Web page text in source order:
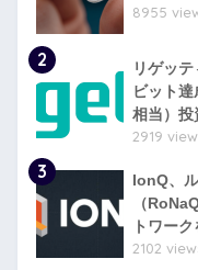
8955
2
リゲッ
ビット
相当）投
2919
3
IonQ、
（
トワー
2102